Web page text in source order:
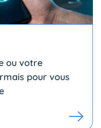
ou votre
pour vous